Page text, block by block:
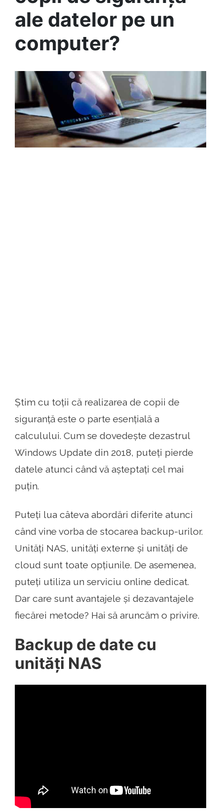
ale datelor pe un
computer?
Știm cu toții că realizarea de copii de
siguranță este o parte esențială a
calculului. Cum se dovedește dezastrul
Windows Update din 2018, puteți pierde
datele atunci când vă așteptați cel mai
puțin.
Puteți lua câteva abordări diferite atunci
când vine vorba de stocarea backup-urilor.
Unități NAS, unități externe și unități de
cloud sunt toate opțiunile. De asemenea,
puteți utiliza un serviciu online dedicat.
Dar care sunt avantajele și dezavantajele
fiecărei metode? Hai să aruncăm o privire.
Backup de date cu
unități NAS